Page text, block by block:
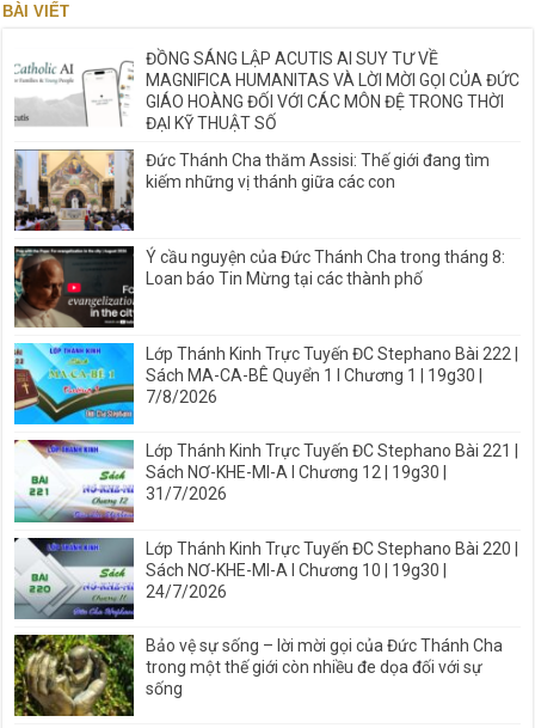
BÀI VIẾT
ĐỒNG SÁNG LẬP ACUTIS AI SUY TƯ VỀ
MAGNIFICA HUMANITAS VÀ LỜI MỜI GỌI CỦA ĐỨC
GIÁO HOÀNG ĐỐI VỚI CÁC MÔN ĐỆ TRONG THỜI
ĐẠI KỸ THUẬT SỐ
Đức Thánh Cha thăm Assisi: Thế giới đang tìm
kiếm những vị thánh giữa các con
Ý cầu nguyện của Đức Thánh Cha trong tháng 8:
Loan báo Tin Mừng tại các thành phố
Lớp Thánh Kinh Trực Tuyến ĐC Stephano Bài 222 |
Sách MA-CA-BÊ Quyển 1 I Chương 1 | 19g30 |
7/8/2026
Lớp Thánh Kinh Trực Tuyến ĐC Stephano Bài 221 |
Sách NƠ-KHE-MI-A I Chương 12 | 19g30 |
31/7/2026
Lớp Thánh Kinh Trực Tuyến ĐC Stephano Bài 220 |
Sách NƠ-KHE-MI-A I Chương 10 | 19g30 |
24/7/2026
Bảo vệ sự sống – lời mời gọi của Đức Thánh Cha
trong một thế giới còn nhiều đe dọa đối với sự
sống